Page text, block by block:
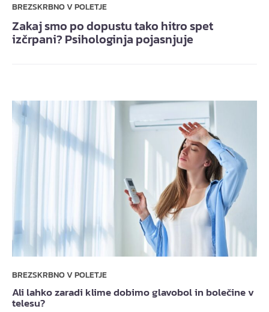
BREZSKRBNO V POLETJE
Zakaj smo po dopustu tako hitro spet
izčrpani? Psihologinja pojasnjuje
BREZSKRBNO V POLETJE
Ali lahko zaradi klime dobimo glavobol in bolečine v
telesu?